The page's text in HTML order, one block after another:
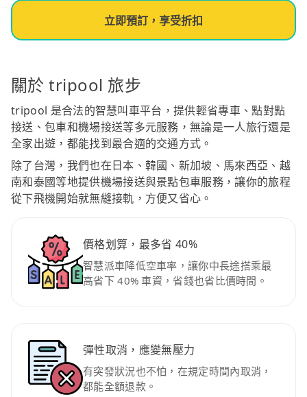
立即預訂，享受折扣
關於 tripool 旅步
tripool 是合法的智慧叫車平台，提供輕省專車、點對點
接送、包車和機場接送等多元服務，無論是一人旅行還是
全家出遊，都能找到最合適的交通方式。
除了台灣，我們也在日本、韓國、新加坡、馬來西亞、越
南和泰國等地提供機場接送與景點包車服務，讓你的旅程
從下飛機開始就無縫接軌，方便又省心。
價格划算，最多省 40%
智慧派車降低空車率，讓你中長途搭乘最
高省下 40% 車資，省錢也省比價時間。
彈性取消，應變無壓力
有突發狀況也不怕，在規定時間內取消，
都能全額退款。